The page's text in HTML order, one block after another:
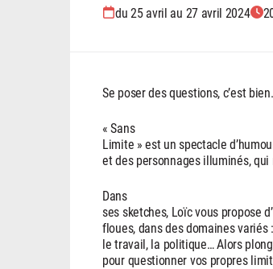
du 25 avril au 27 avril 2024
Se poser des questions, c’est
« Sans
Limite » est un spectacle
et des personnages illuminés,
Dans
ses sketches, Loïc vous propose
floues, dans des domaines
le travail, la politique… Alors
pour questionner vos propres